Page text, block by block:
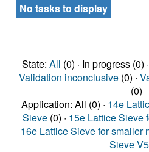
No tasks to display
State: All (0) · In progress (0) ·
Validation inconclusive(0) ·
(0)
Application: All (0) · 14e
Sieve (0) · 15e Lattice Sieve
16e Lattice Sieve for smaller
Sieve V5